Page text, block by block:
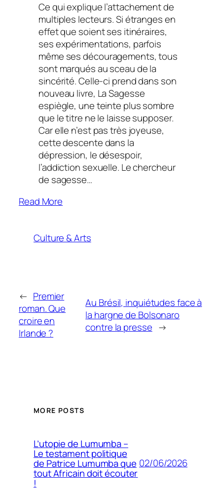
Ce qui explique l’attachement de
multiples lecteurs. Si étranges en
effet que soient ses itinéraires,
ses expérimentations, parfois
même ses découragements, tous
sont marqués au sceau de la
sincérité. Celle-ci prend dans son
nouveau livre, La Sagesse
espiègle, une teinte plus sombre
que le titre ne le laisse supposer.
Car elle n’est pas très joyeuse,
cette descente dans la
dépression, le désespoir,
l’addiction sexuelle. Le chercheur
de sagesse…
Read More
Culture & Arts
← Premier
roman. Que
croire en
Irlande ?
Au Brésil, inquiétudes face à
la hargne de Bolsonaro
contre la presse →
MORE POSTS
L’utopie de Lumumba –
Le testament politique
de Patrice Lumumba que
tout Africain doit écouter
!
02/06/2026